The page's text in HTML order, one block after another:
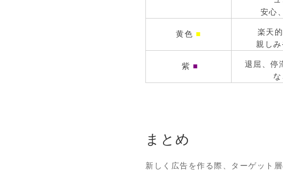
安心
黄色 ■
楽天
親しみ
紫 ■
退屈、停
な
まとめ
新しく広告を作る際、ターゲット